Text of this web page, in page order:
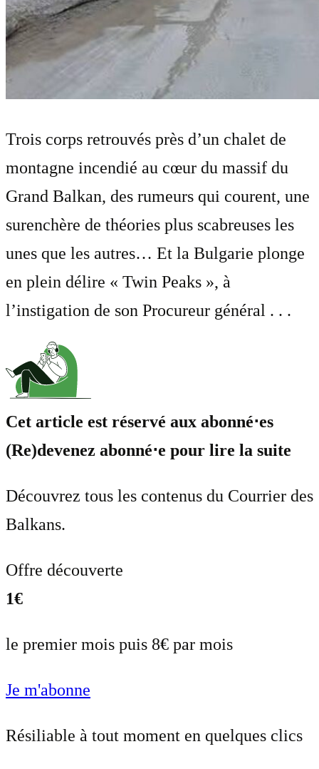
Trois corps retrouvés près d’un chalet de
montagne incendié au cœur du massif du
Grand Balkan, des rumeurs qui courent, une
surenchère de théories plus scabreuses les
unes que les autres… Et la Bulgarie plonge
en plein délire « Twin Peaks », à
l’instigation de son Procureur général . . .
Cet article est réservé aux abonné⋅es
(Re)devenez abonné⋅e pour lire la suite
Découvrez tous les contenus du Courrier des
Balkans.
Offre découverte
1€
le premier mois puis 8€ par mois
Je m'abonne
Résiliable à tout moment en quelques clics